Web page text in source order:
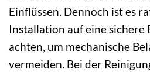
Einflüssen. Dennoch ist es
Installation auf eine sichere
achten, um mechanische
vermeiden. Bei der